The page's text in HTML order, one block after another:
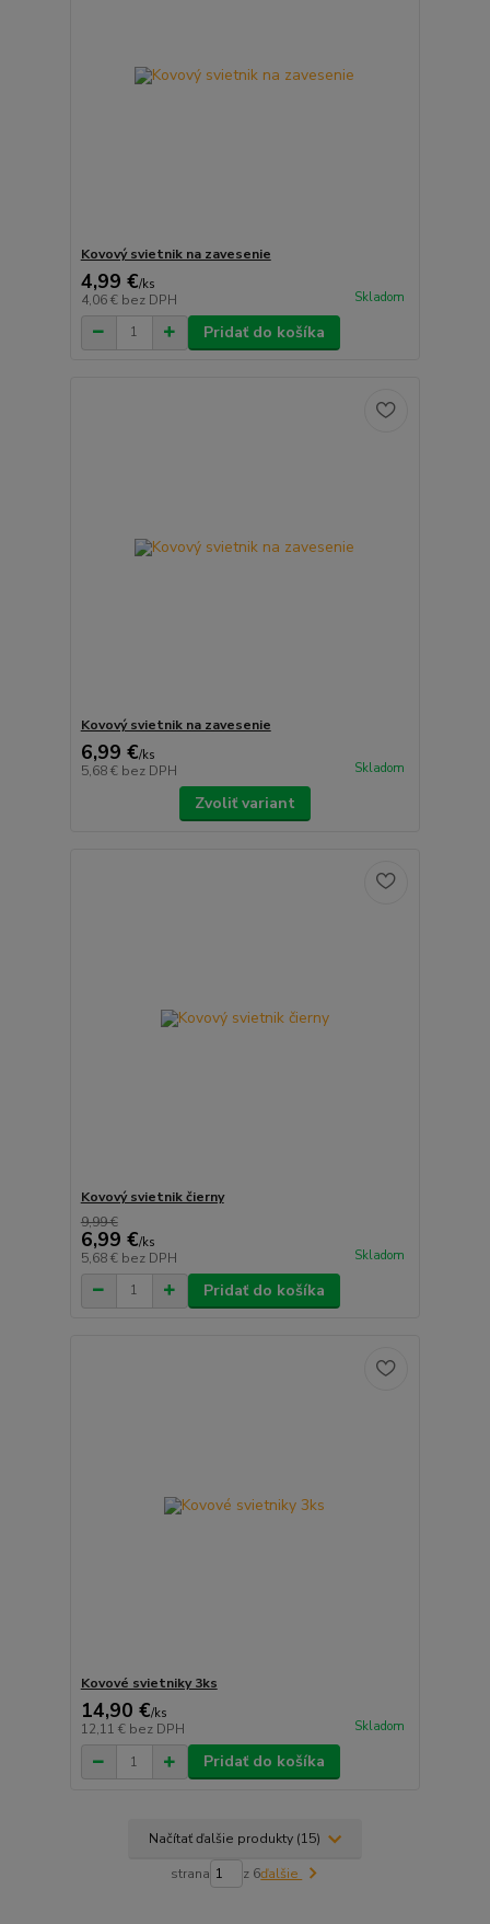
Kovový svietnik na zavesenie
4,99 €/ks
4,06 € bez DPH Skladom
Pridať do košíka
Kovový svietnik na zavesenie
6,99 €/ks
5,68 € bez DPH Skladom
Zvoliť variant
Kovový svietnik čierny
9,99 €
6,99 €/ks
5,68 € bez DPH Skladom
Pridať do košíka
Kovové svietniky 3ks
14,90 €/ks
12,11 € bez DPH Skladom
Pridať do košíka
Načítať ďalšie produkty (15)
strana z 6ďalšie